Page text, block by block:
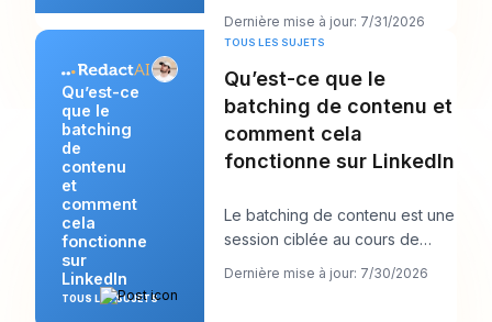
en font trop dans la mauvaise
direction. E
Dernière mise à jour: 7/31/2026
Qu’est-ce
que le
batching
de
contenu
et
comment
cela
fonctionne
sur
LinkedIn
TOUS LES SUJETS
TOUS LES SUJETS
Qu’est-ce que le
batching de contenu et
comment cela
fonctionne sur LinkedIn
Le batching de contenu est une
session ciblée au cours de
laquelle vous créez plusieurs
Dernière mise à jour: 7/30/2026